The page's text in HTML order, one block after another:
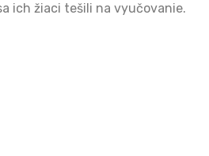
ich žiaci tešili na vyučovanie.